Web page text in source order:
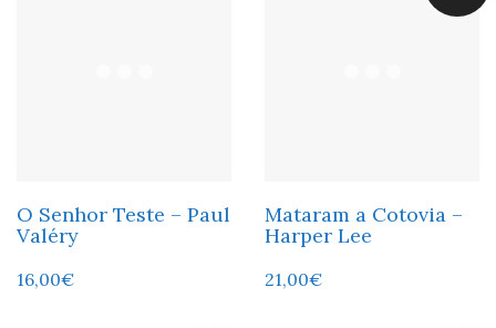
O Senhor Teste – Paul
Valéry
16,00€
Mataram a Cotovia –
Harper Lee
21,00€